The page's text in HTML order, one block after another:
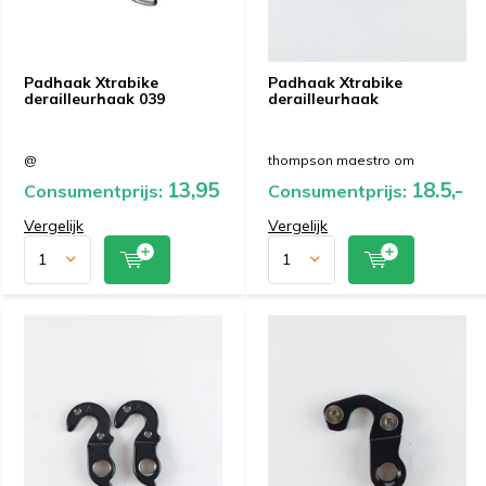
Padhaak Xtrabike
derailleurhaak 039
@
Consumentprijs: 13,95
Vergelijk
Padhaak Xtrabike
derailleurhaak
thompson maestro om
Consumentprijs: 18.5,-
Vergelijk